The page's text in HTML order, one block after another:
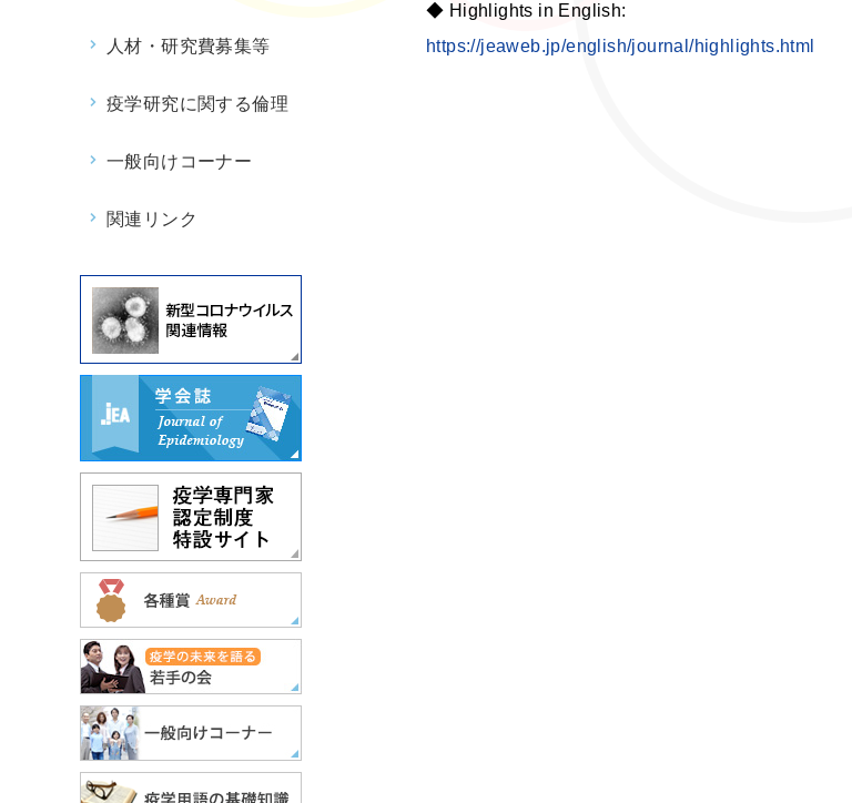
人材・研究費募集等
疫学研究に関する倫理
一般向けコーナー
関連リンク
◆ Highlights in English:
https://jeaweb.jp/english/journal/highlights.html